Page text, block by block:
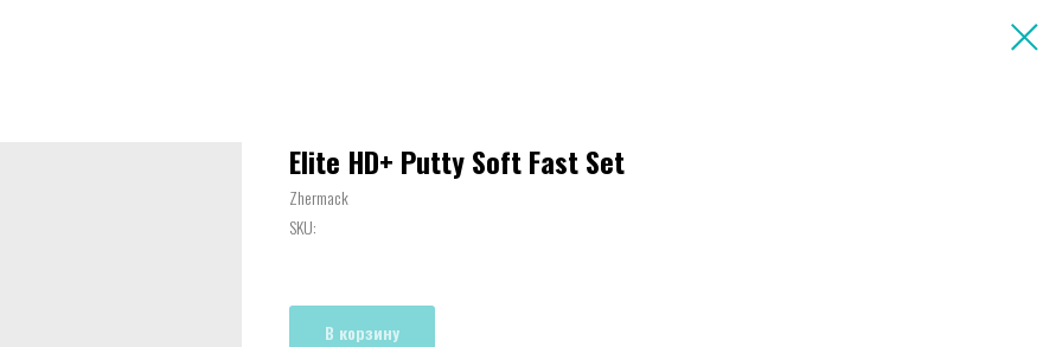
Elite HD+ Putty Soft Fast Set
Zhermack
SKU:
В корзину